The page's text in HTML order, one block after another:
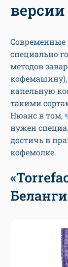
Современные
специально
методов
капельную
такими
Нюанс в том,
нужен
достичь в
кофемолке.